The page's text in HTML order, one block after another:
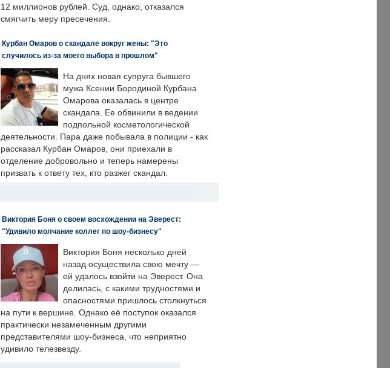
12 миллионов рублей. Суд, однако, отказался
смягчить меру пресечения.
Курбан Омаров о скандале вокруг жены: "Это
случилось из-за моего выбора в прошлом"
На днях новая супруга бывшего
мужа Ксении Бородиной Курбана
Омарова оказалась в центре
скандала. Ее обвинили в ведении
подпольной косметологической
деятельности. Пара даже побывала в полиции - как
рассказал Курбан Омаров, они приехали в
отделение добровольно и теперь намерены
призвать к ответу тех, кто разжег скандал.
Виктория Боня о своем восхождении на Эверест:
"Удивило молчание коллег по шоу-бизнесу"
Виктория Боня несколько дней
назад осуществила свою мечту —
ей удалось взойти на Эверест. Она
делилась, с какими трудностями и
опасностями пришлось столкнуться
на пути к вершине. Однако её поступок оказался
практически незамеченным другими
представителями шоу-бизнеса, что неприятно
удивило телезвезду.